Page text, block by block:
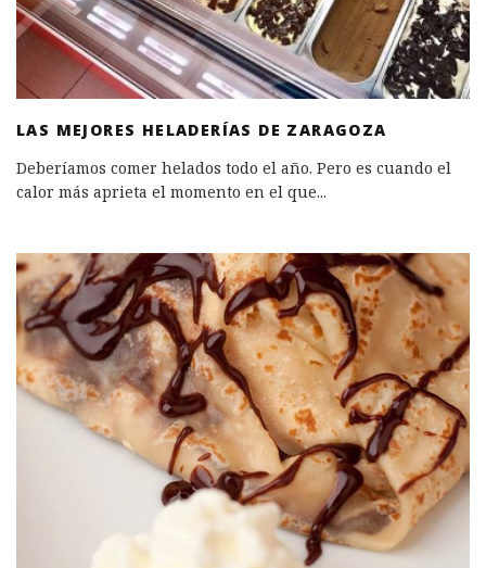
LAS MEJORES HELADERÍAS DE ZARAGOZA
Deberíamos comer helados todo el año. Pero es cuando el
calor más aprieta el momento en el que...